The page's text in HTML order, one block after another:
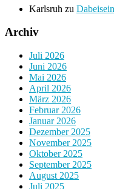
Karlsruh zu
Archiv
Juli 2026
Juni 2026
Mai 2026
April 2026
März 2026
Februar 2026
Januar 2026
Dezember 2025
November 2025
Oktober 2025
September 2025
August 2025
Juli 2025